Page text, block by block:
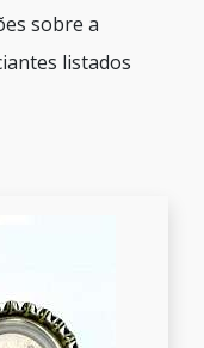
sobre a
listados